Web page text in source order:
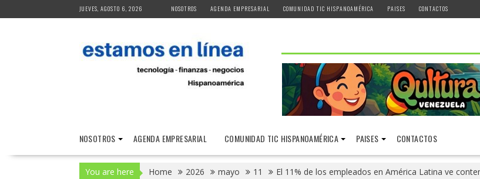
to
JUEVES, AGOSTO 6, 2026 NOSOTROS AGENDA EMPRESARIAL COMUNIDAD TIC HISPANOAMÉRICA PAISES CONTACTOS
NOSOTROS AGENDA EMPRESARIAL COMUNIDAD TIC HISPANOAMÉRICA PAISES CONTACTOS
You are here Home 2026 mayo 11 El 11% de los empleados en América Latina ve